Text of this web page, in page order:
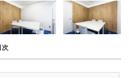
次